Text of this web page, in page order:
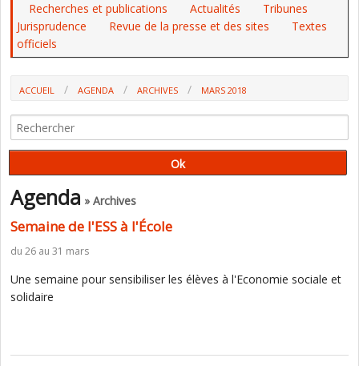
Recherches et publications Actualités
Tribunes
Jurisprudence
Revue de la presse et des sites
Textes
officiels
ACCUEIL AGENDA ARCHIVES MARS 2018
Agenda » Archives
Semaine de l'ESS à l'École
du 26 au 31 mars
Une semaine pour sensibiliser les élèves à l'Economie sociale et
solidaire